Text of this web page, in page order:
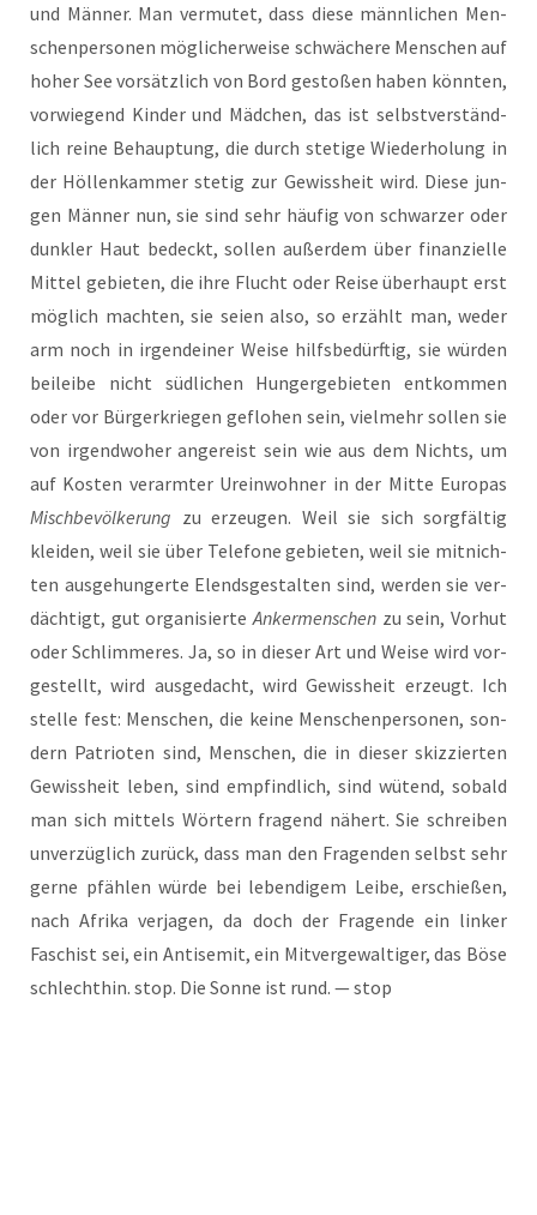
und Män­ner. Man ver­mu­tet, dass die­se männ­li­chen Men­
schen­per­so­nen mög­li­cher­wei­se schwä­che­re Men­schen auf
hoher See vor­sätz­lich von Bord gesto­ßen haben könn­ten,
vor­wie­gend Kin­der und Mäd­chen, das ist selbst­ver­ständ­
lich rei­ne Behaup­tung, die durch ste­ti­ge Wie­der­ho­lung in
der Höl­len­kam­mer ste­tig zur Gewiss­heit wird. Die­se jun­
gen Män­ner nun, sie sind sehr häu­fig von schwar­zer oder
dunk­ler Haut bedeckt, sol­len außer­dem über finan­zi­el­le
Mit­tel gebie­ten, die ihre Flucht oder Rei­se über­haupt erst
mög­lich mach­ten, sie sei­en also, so erzählt man, weder
arm noch in irgend­ei­ner Wei­se hilfs­be­dürf­tig, sie wür­den
bei­lei­be nicht süd­li­chen Hun­ger­ge­bie­ten ent­kom­men
oder vor Bür­ger­krie­gen geflo­hen sein, viel­mehr sol­len sie
von irgend­wo­her ange­reist sein wie aus dem Nichts, um
auf Kos­ten ver­arm­ter Urein­woh­ner in der Mit­te Euro­pas
Misch­be­völ­ke­rung zu erzeu­gen. Weil sie sich sorg­fäl­tig
klei­den, weil sie über Tele­fo­ne gebie­ten, weil sie mit­nich­
ten aus­ge­hun­ger­te Elends­ge­stal­ten sind, wer­den sie ver­
däch­tigt, gut orga­ni­sier­teAnker­men­schen zu sein, Vor­hut
oder Schlim­me­res. Ja, so in die­ser Art und Wei­se wird vor­
ge­stellt, wird aus­ge­dacht, wird Gewiss­heit erzeugt. Ich
stel­le fest: Men­schen, die kei­ne Men­schen­per­so­nen, son­
dern Patrio­ten sind, Men­schen, die in die­ser skiz­zier­ten
Gewiss­heit leben, sind emp­find­lich, sind wütend, sobald
man sich mit­tels Wör­tern fra­gend nähert. Sie schrei­ben
unver­züg­lich zurück, dass man den Fra­gen­den selbst sehr
ger­ne pfäh­len wür­de bei leben­di­gem Lei­be, erschie­ßen,
nach Afri­ka ver­ja­gen, da doch der Fra­gen­de ein lin­ker
Faschist sei, ein Anti­se­mit, ein Mit­ver­ge­wal­ti­ger, das Böse
schlecht­hin. stop. Die Son­ne ist rund. — stop